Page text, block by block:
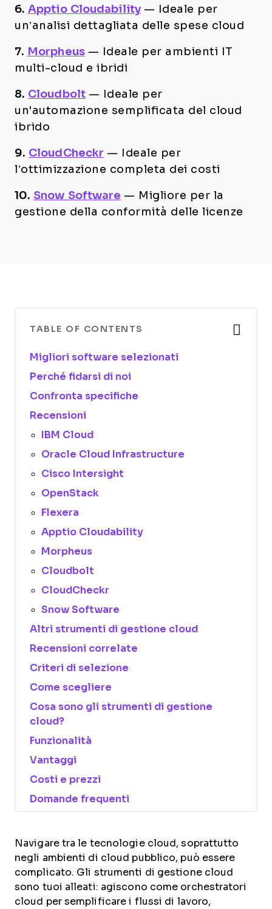
6. Apptio Cloudability —
Ideale per
un’analisi dettagliata delle spese cloud
7. Morpheus —
Ideale per ambienti IT
multi-cloud e ibridi
8. Cloudbolt —
Ideale per
un'automazione semplificata del cloud
ibrido
9. CloudCheckr —
Ideale per
l’ottimizzazione completa dei costi
10. Snow Software — Migliore per la
gestione della conformità delle licenze
TABLE OF CONTENTS
Migliori software selezionati
Perché fidarsi di noi
Confronta specifiche
Recensioni
IBM Cloud
Oracle Cloud Infrastructure
Cisco Intersight
OpenStack
Flexera
Apptio Cloudability
Morpheus
Cloudbolt
CloudCheckr
Snow Software
Altri strumenti di gestione cloud
Recensioni correlate
Criteri di selezione
Come scegliere
Cosa sono gli strumenti di gestione
cloud?
Funzionalità
Vantaggi
Costi e prezzi
Domande frequenti
Navigare tra le tecnologie cloud, soprattutto
negli ambienti di cloud pubblico, può essere
complicato. Gli strumenti di gestione cloud
sono tuoi alleati: agiscono come orchestratori
cloud per semplificare i flussi di lavoro,